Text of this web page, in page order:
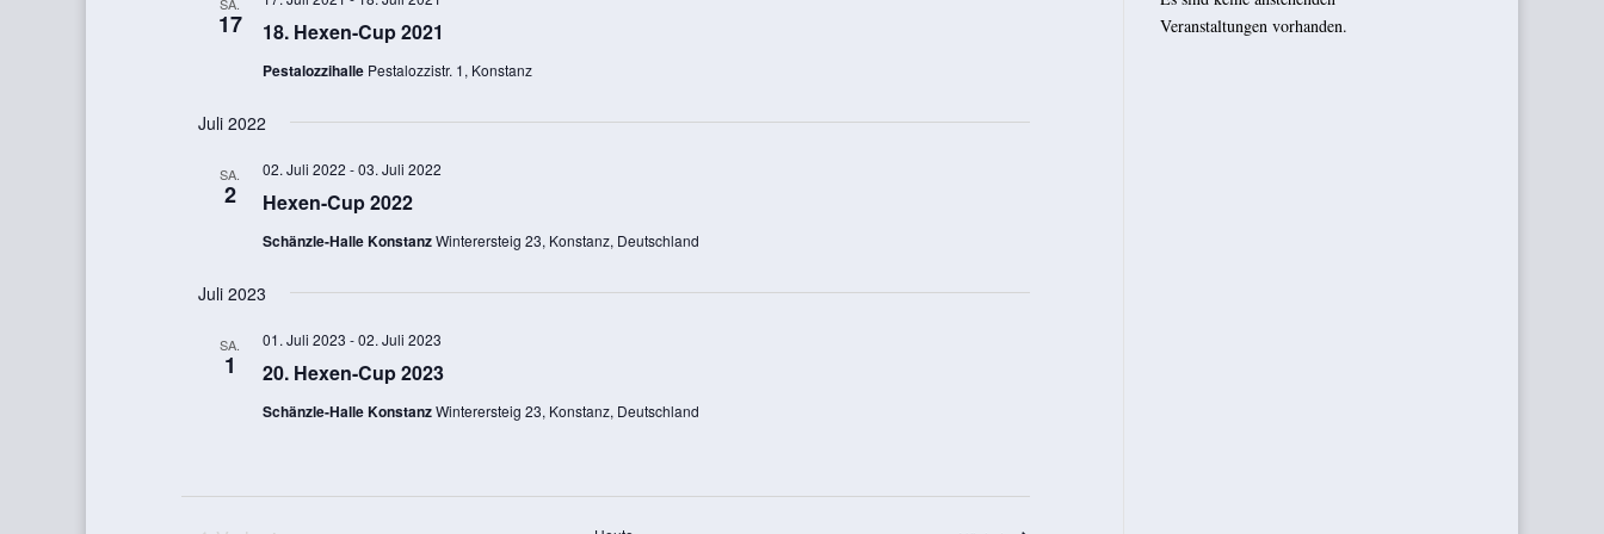
17 18. Hexen-Cup 2021
Pestalozzihalle Pestalozzistr. 1, Konstanz
Juli 2022
SA.
2 Hexen-Cup 2022
02. Juli 2022 -03. Juli 2022
Schänzle-Halle KonstanzWinterersteig 23, Konstanz, Deutschland
Juli 2023
SA.
1 20. Hexen-Cup 2023
01. Juli 2023 -02. Juli 2023
Schänzle-Halle KonstanzWinterersteig 23, Konstanz, Deutschland
Veranstaltungen vorhanden.